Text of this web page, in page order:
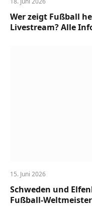
Wer zeigt Fußball
Livestream? Alle
15. Juni 2026
Schweden und
Fußball-